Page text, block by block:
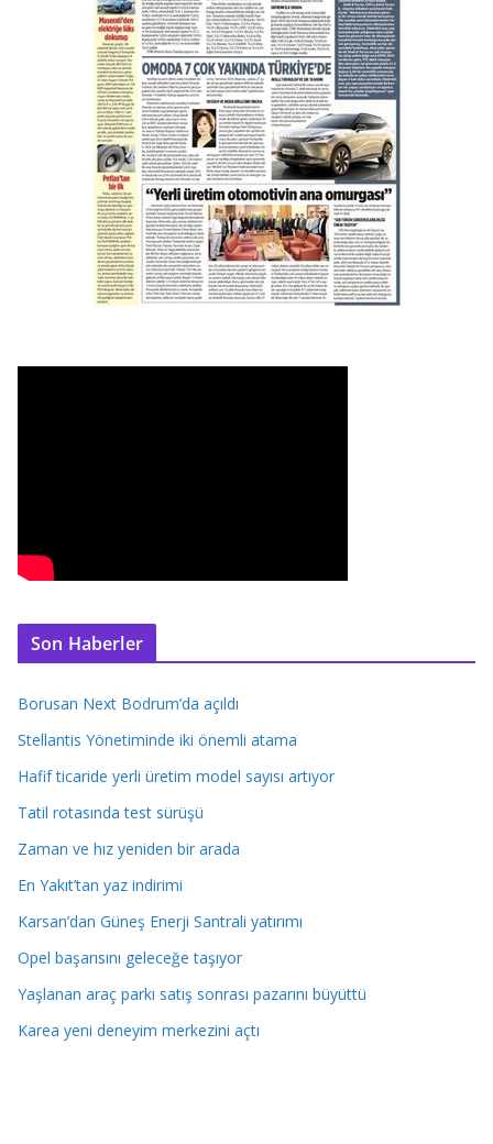
Son Haberler
Borusan Next Bodrum’da açıldı
Stellantis Yönetiminde iki önemli atama
Hafif ticaride yerli üretim model sayısı artıyor
Tatil rotasında test sürüşü
Zaman ve hız yeniden bir arada
En Yakıt’tan yaz indirimi
Karsan’dan Güneş Enerji Santrali yatırımı
Opel başarısını geleceğe taşıyor
Yaşlanan araç parkı satış sonrası pazarını büyüttü
Karea yeni deneyim merkezini açtı